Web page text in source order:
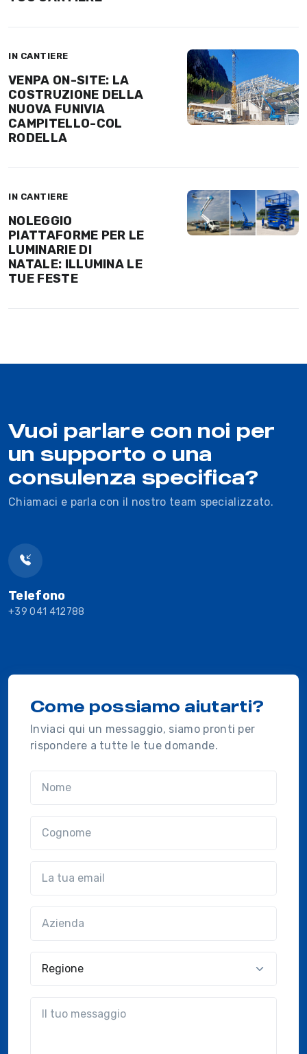
IN CANTIERE
VENPA ON-SITE: LA
COSTRUZIONE DELLA
NUOVA FUNIVIA
CAMPITELLO-COL
RODELLA
IN CANTIERE
NOLEGGIO
PIATTAFORME PER LE
LUMINARIE DI
NATALE: ILLUMINA LE
TUE FESTE
Vuoi parlare con noi per
un supporto o una
consulenza specifica?
Chiamaci e parla con il nostro team specializzato.
Telefono
+39 041 412788
Come possiamo aiutarti?
Inviaci qui un messaggio, siamo pronti per
rispondere a tutte le tue domande.